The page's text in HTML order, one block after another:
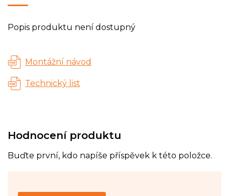
Popis produktu není dostupný
Montážní návod
Technický list
Hodnocení produktu
Buďte první, kdo napíše příspěvek k této položce.